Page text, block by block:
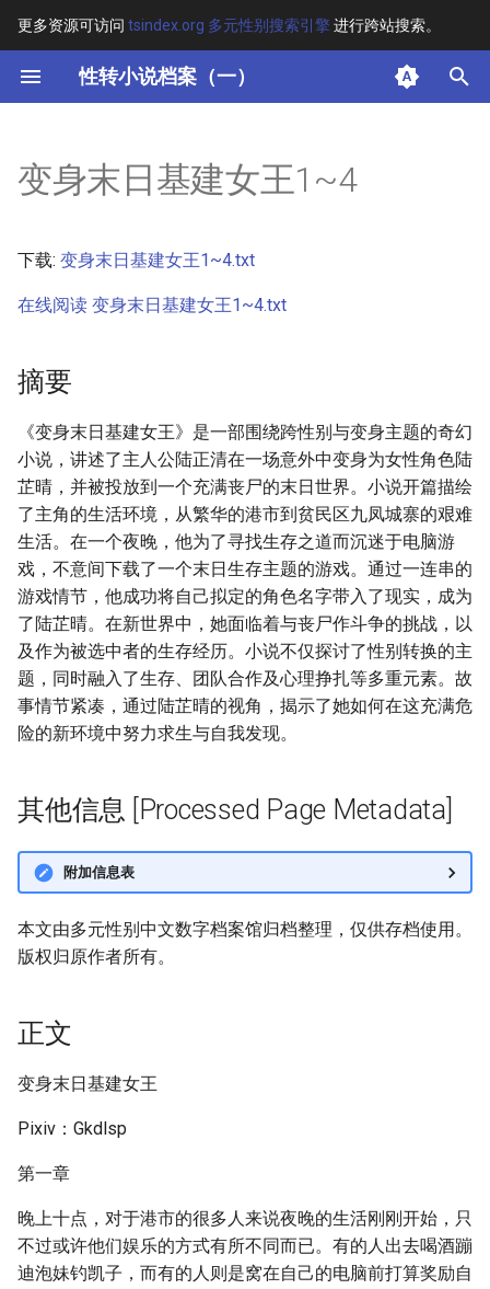
更多资源可访问 tsindex.org 多元性别搜索引擎进行跨站搜索。
性转小说档案（一）
键
开
搜
索
其他信息 [Processed Page
变身末日基建女王1~4
下载: 变身末日基建女王1~4.txt
在线阅读 变身末日基建女王1~4.txt
摘要
《变身末日基建女王》是一部围绕跨性别与变身主题的奇幻
小说，讲述了主人公陆正清在一场意外中变身为女性角色陆
芷晴，并被投放到一个充满丧尸的末日世界。小说开篇描绘
了主角的生活环境，从繁华的港市到贫民区九凤城寨的艰难
生活。在一个夜晚，他为了寻找生存之道而沉迷于电脑游
戏，不意间下载了一个末日生存主题的游戏。通过一连串的
游戏情节，他成功将自己拟定的角色名字带入了现实，成为
了陆芷晴。在新世界中，她面临着与丧尸作斗争的挑战，以
及作为被选中者的生存经历。小说不仅探讨了性别转换的主
题，同时融入了生存、团队合作及心理挣扎等多重元素。故
事情节紧凑，通过陆芷晴的视角，揭示了她如何在这充满危
险的新环境中努力求生与自我发现。
其他信息 [Processed Page Metadata]
附加信息表
本文由多元性别中文数字档案馆归档整理，仅供存档使用。
版权归原作者所有。
正文
变身末日基建女王
Pixiv：Gkdlsp
第一章
晚上十点，对于港市的很多人来说夜晚的生活刚刚开始，只
不过或许他们娱乐的方式有所不同而已。有的人出去喝酒蹦
迪泡妹钓凯子，而有的人则是窝在自己的电脑前打算奖励自